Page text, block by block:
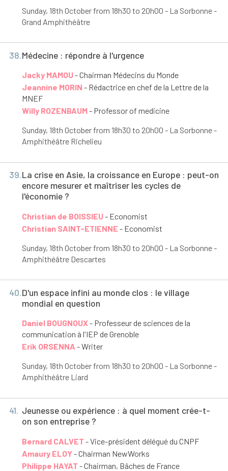
Sunday, 18th October from 18h30 to 20h00 - La Sorbonne -
Grand Amphithéâtre
38.Médecine : répondre à l'urgence
Jacky MAMOU- Chairman Médecins du Monde
Jeannine MORIN - Rédactrice en chef de la Lettre de la
MNEF
Willy ROZENBAUM- Professor of medicine
Sunday, 18th October from 18h30 to 20h00 - La Sorbonne -
Amphithéâtre Richelieu
39.La crise en Asie, la croissance en Europe : peut-on
encore mesurer et maîtriser les cycles de
l'économie ?
Christian de BOISSIEU- Economist
Christian SAINT-ETIENNE - Economist
Sunday, 18th October from 18h30 to 20h00 - La Sorbonne -
Amphithéâtre Descartes
40.D'un espace infini au monde clos : le village
mondial en question
Daniel BOUGNOUX- Professeur de sciences de la
communication à l'IEP de Grenoble
Erik ORSENNA - Writer
Sunday, 18th October from 18h30 to 20h00 - La Sorbonne -
Amphithéâtre Liard
41. Jeunesse ou expérience : à quel moment crée-t-
on son entreprise ?
Bernard CALVET - Vice-président délégué du CNPF
Amaury ELOY- Chairman NewWorks
Philippe HAYAT - Chairman, Bâches de France